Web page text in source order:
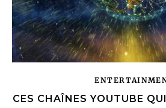
CES CHAÎNES YOUTUBE